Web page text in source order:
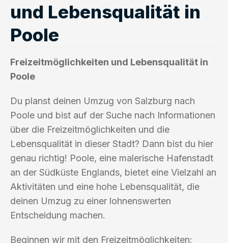
und Lebensqualität in
Poole
Freizeitmöglichkeiten und Lebensqualität in
Poole
Du planst deinen Umzug von Salzburg nach
Poole und bist auf der Suche nach Informationen
über die Freizeitmöglichkeiten und die
Lebensqualität in dieser Stadt? Dann bist du hier
genau richtig! Poole, eine malerische Hafenstadt
an der Südküste Englands, bietet eine Vielzahl an
Aktivitäten und eine hohe Lebensqualität, die
deinen Umzug zu einer lohnenswerten
Entscheidung machen.
Beginnen wir mit den Freizeitmöglichkeiten: